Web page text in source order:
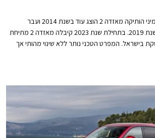
הדור הנוכחי של הסופר מיני הותיקה מאזדה 2 הוצג עוד בשנת 2014 ועבר
מתיחת פנים ראשונה בשנת 2019. בתחילת שנת 2023 קיבלה מאזדה 2 מתיחת
בישראל. המפרט הטכני נותר ללא שינוי מהותי אך